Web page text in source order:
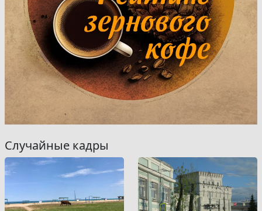
Случайные кадры